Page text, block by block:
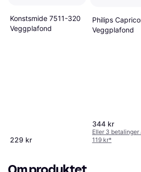
Konstsmide 7511-320
Veggplafond
229 kr
Philips
Veggplafond
344 kr
Eller 3 betalinger
119 kr*